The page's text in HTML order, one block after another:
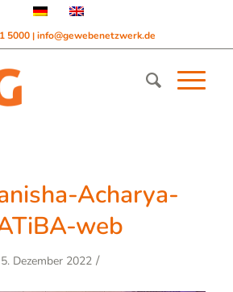
5000| info@gewebenetzwerk.de
Acharya-
web
5. Dezember 2022 /